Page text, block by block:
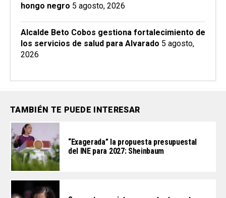
hongo negro 5 agosto, 2026
Alcalde Beto Cobos gestiona fortalecimiento de
los servicios de salud para Alvarado 5 agosto,
2026
TAMBIÉN TE PUEDE INTERESAR
“Exagerada” la propuesta presupuestal
del INE para 2027: Sheinbaum